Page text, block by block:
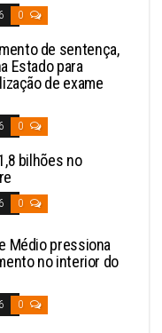
0
de sentença,
Estado para
de exame
0
bilhões no
0
Médio pressiona
no interior do
0